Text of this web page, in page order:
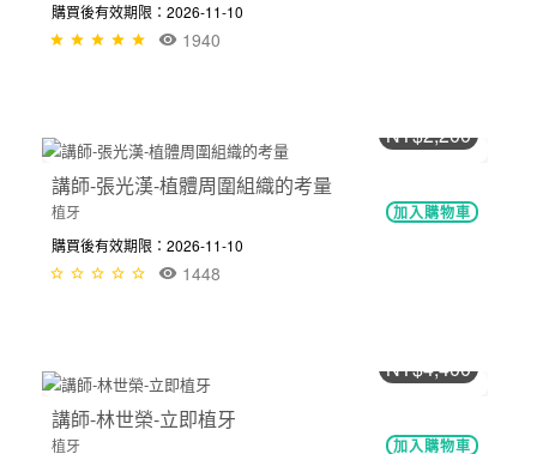
購買後有效期限：2026-11-10
1940
NT$2,200
講師-張光漢-植體周圍組織的考量
植牙 加入購物車
購買後有效期限：2026-11-10
1448
NT$4,400
講師-林世榮-立即植牙
植牙 加入購物車